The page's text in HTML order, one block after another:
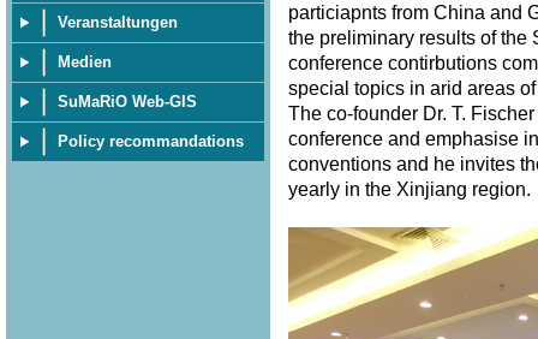
Veranstaltungen
Medien
SuMaRiO Web-GIS
Policy recommandations
particiapnts from China and
the preliminary results of the
conference contirbutions
special topics in arid areas
The co-founder Dr. T.
conference and emphasise
conventions and he invites
yearly in the Xinjiang